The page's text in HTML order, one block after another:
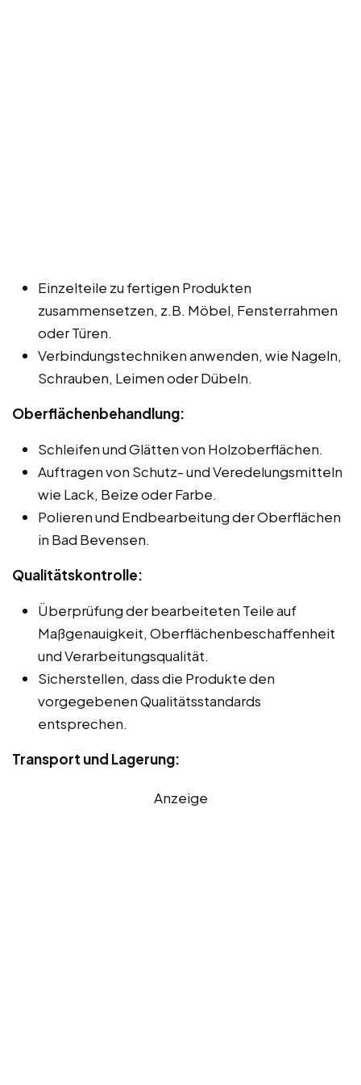
Einzelteile zu fertigen Produkten
zusammensetzen, z.B. Möbel, Fensterrahmen
oder Türen.
Verbindungstechniken anwenden, wie Nageln,
Schrauben, Leimen oder Dübeln.
Oberflächenbehandlung:
Schleifen und Glätten von Holzoberflächen.
Auftragen von Schutz- und Veredelungsmitteln
wie Lack, Beize oder Farbe.
Polieren und Endbearbeitung der Oberflächen
in Bad Bevensen.
Qualitätskontrolle:
Überprüfung der bearbeiteten Teile auf
Maßgenauigkeit, Oberflächenbeschaffenheit
und Verarbeitungsqualität.
Sicherstellen, dass die Produkte den
vorgegebenen Qualitätsstandards
entsprechen.
Transport und Lagerung:
Anzeige